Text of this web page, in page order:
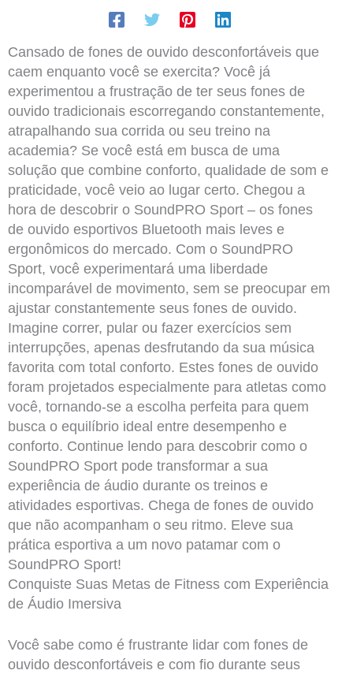
Cansado de fones de ouvido desconfortáveis que
caem enquanto você se exercita? Você já
experimentou a frustração de ter seus fones de
ouvido tradicionais escorregando constantemente,
atrapalhando sua corrida ou seu treino na
academia? Se você está em busca de uma
solução que combine conforto, qualidade de som e
praticidade, você veio ao lugar certo. Chegou a
hora de descobrir o SoundPRO Sport – os fones
de ouvido esportivos Bluetooth mais leves e
ergonômicos do mercado. Com o SoundPRO
Sport, você experimentará uma liberdade
incomparável de movimento, sem se preocupar em
ajustar constantemente seus fones de ouvido.
Imagine correr, pular ou fazer exercícios sem
interrupções, apenas desfrutando da sua música
favorita com total conforto. Estes fones de ouvido
foram projetados especialmente para atletas como
você, tornando-se a escolha perfeita para quem
busca o equilíbrio ideal entre desempenho e
conforto. Continue lendo para descobrir como o
SoundPRO Sport pode transformar a sua
experiência de áudio durante os treinos e
atividades esportivas. Chega de fones de ouvido
que não acompanham o seu ritmo. Eleve sua
prática esportiva a um novo patamar com o
SoundPRO Sport!
Conquiste Suas Metas de Fitness com Experiência
de Áudio Imersiva
Você sabe como é frustrante lidar com fones de
ouvido desconfortáveis e com fio durante seus